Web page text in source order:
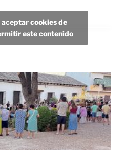
aceptar cookies de
este contenido